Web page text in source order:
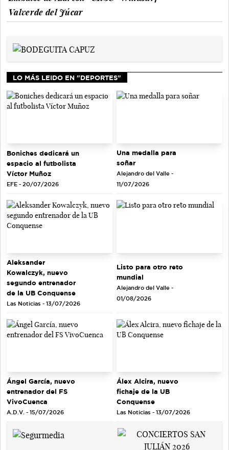
Valverde del Júcar
LO MÁS LEIDO EN "DEPORTES"
Boniches dedicará un
espacio al futbolista
Víctor Muñoz
EFE - 20/07/2026
Una medalla para
soñar
Alejandro del Valle -
11/07/2026
Aleksander
Kowalczyk, nuevo
segundo entrenador
de la UB Conquense
Las Noticias - 13/07/2026
Listo para otro reto
mundial
Alejandro del Valle -
01/08/2026
Ángel García, nuevo
entrenador del FS
VivoCuenca
A.D.V. - 15/07/2026
Álex Alcira, nuevo
fichaje de la UB
Conquense
Las Noticias - 13/07/2026